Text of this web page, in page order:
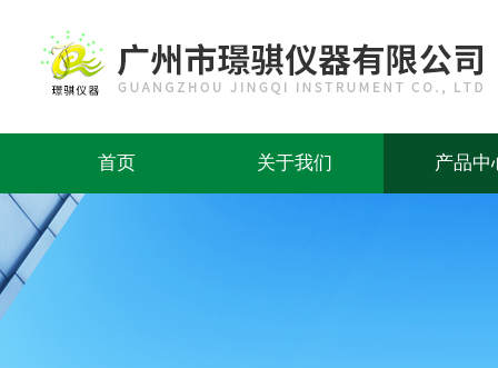
首页 关于我们 产品中